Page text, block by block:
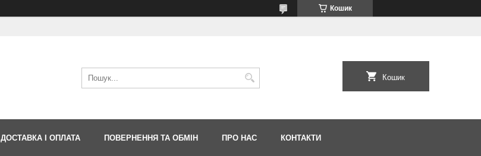
Кошик
Кошик
ДОСТАВКА І ОПЛАТА ПОВЕРНЕННЯ ТА ОБМІН ПРО НАС КОНТАКТИ